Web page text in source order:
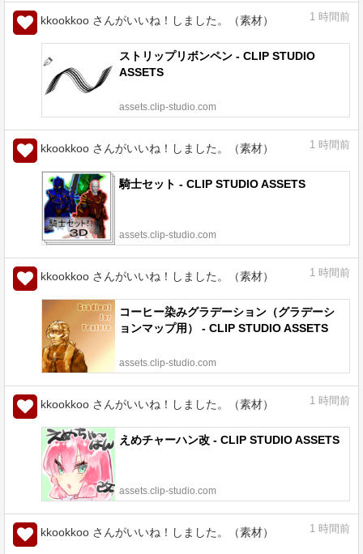
kkookkoo さんがいいね！しました。（素材） 1 時間前
ストリップリボンペン - CLIP STUDIO
ASSETS
assets.clip-studio.com
kkookkoo さんがいいね！しました。（素材） 1 時間前
騎士セット - CLIP STUDIO ASSETS
assets.clip-studio.com
kkookkoo さんがいいね！しました。（素材） 1 時間前
コーヒー染みグラデーション（グラデーシ
ョンマップ用） - CLIP STUDIO ASSETS
assets.clip-studio.com
kkookkoo さんがいいね！しました。（素材） 1 時間前
えめチャーハン改 - CLIP STUDIO ASSETS
assets.clip-studio.com
kkookkoo さんがいいね！しました。（素材） 1 時間前